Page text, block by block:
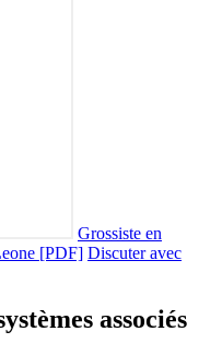
Grossiste en
[PDF] Discuter avec
associés